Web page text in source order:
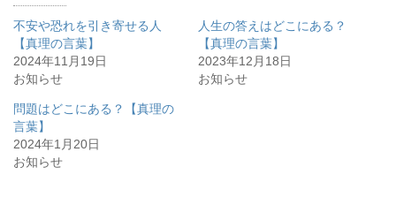
不安や恐れを引き寄せる人
【真理の言葉】
2024年11月19日
お知らせ
人生の答えはどこにある？
【真理の言葉】
2023年12月18日
お知らせ
問題はどこにある？【真理の
言葉】
2024年1月20日
お知らせ